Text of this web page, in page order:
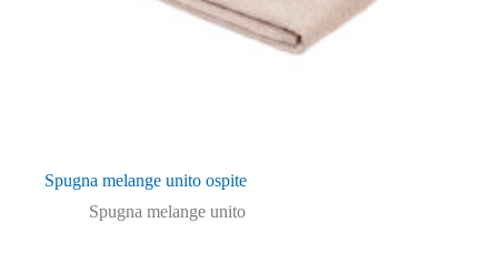
Spugna melange unito ospite
Spugna melange unito